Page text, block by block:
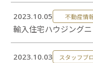
2023.10.05 不動産情
輸入住宅ハウジング
2023.10.03 スタッフブ